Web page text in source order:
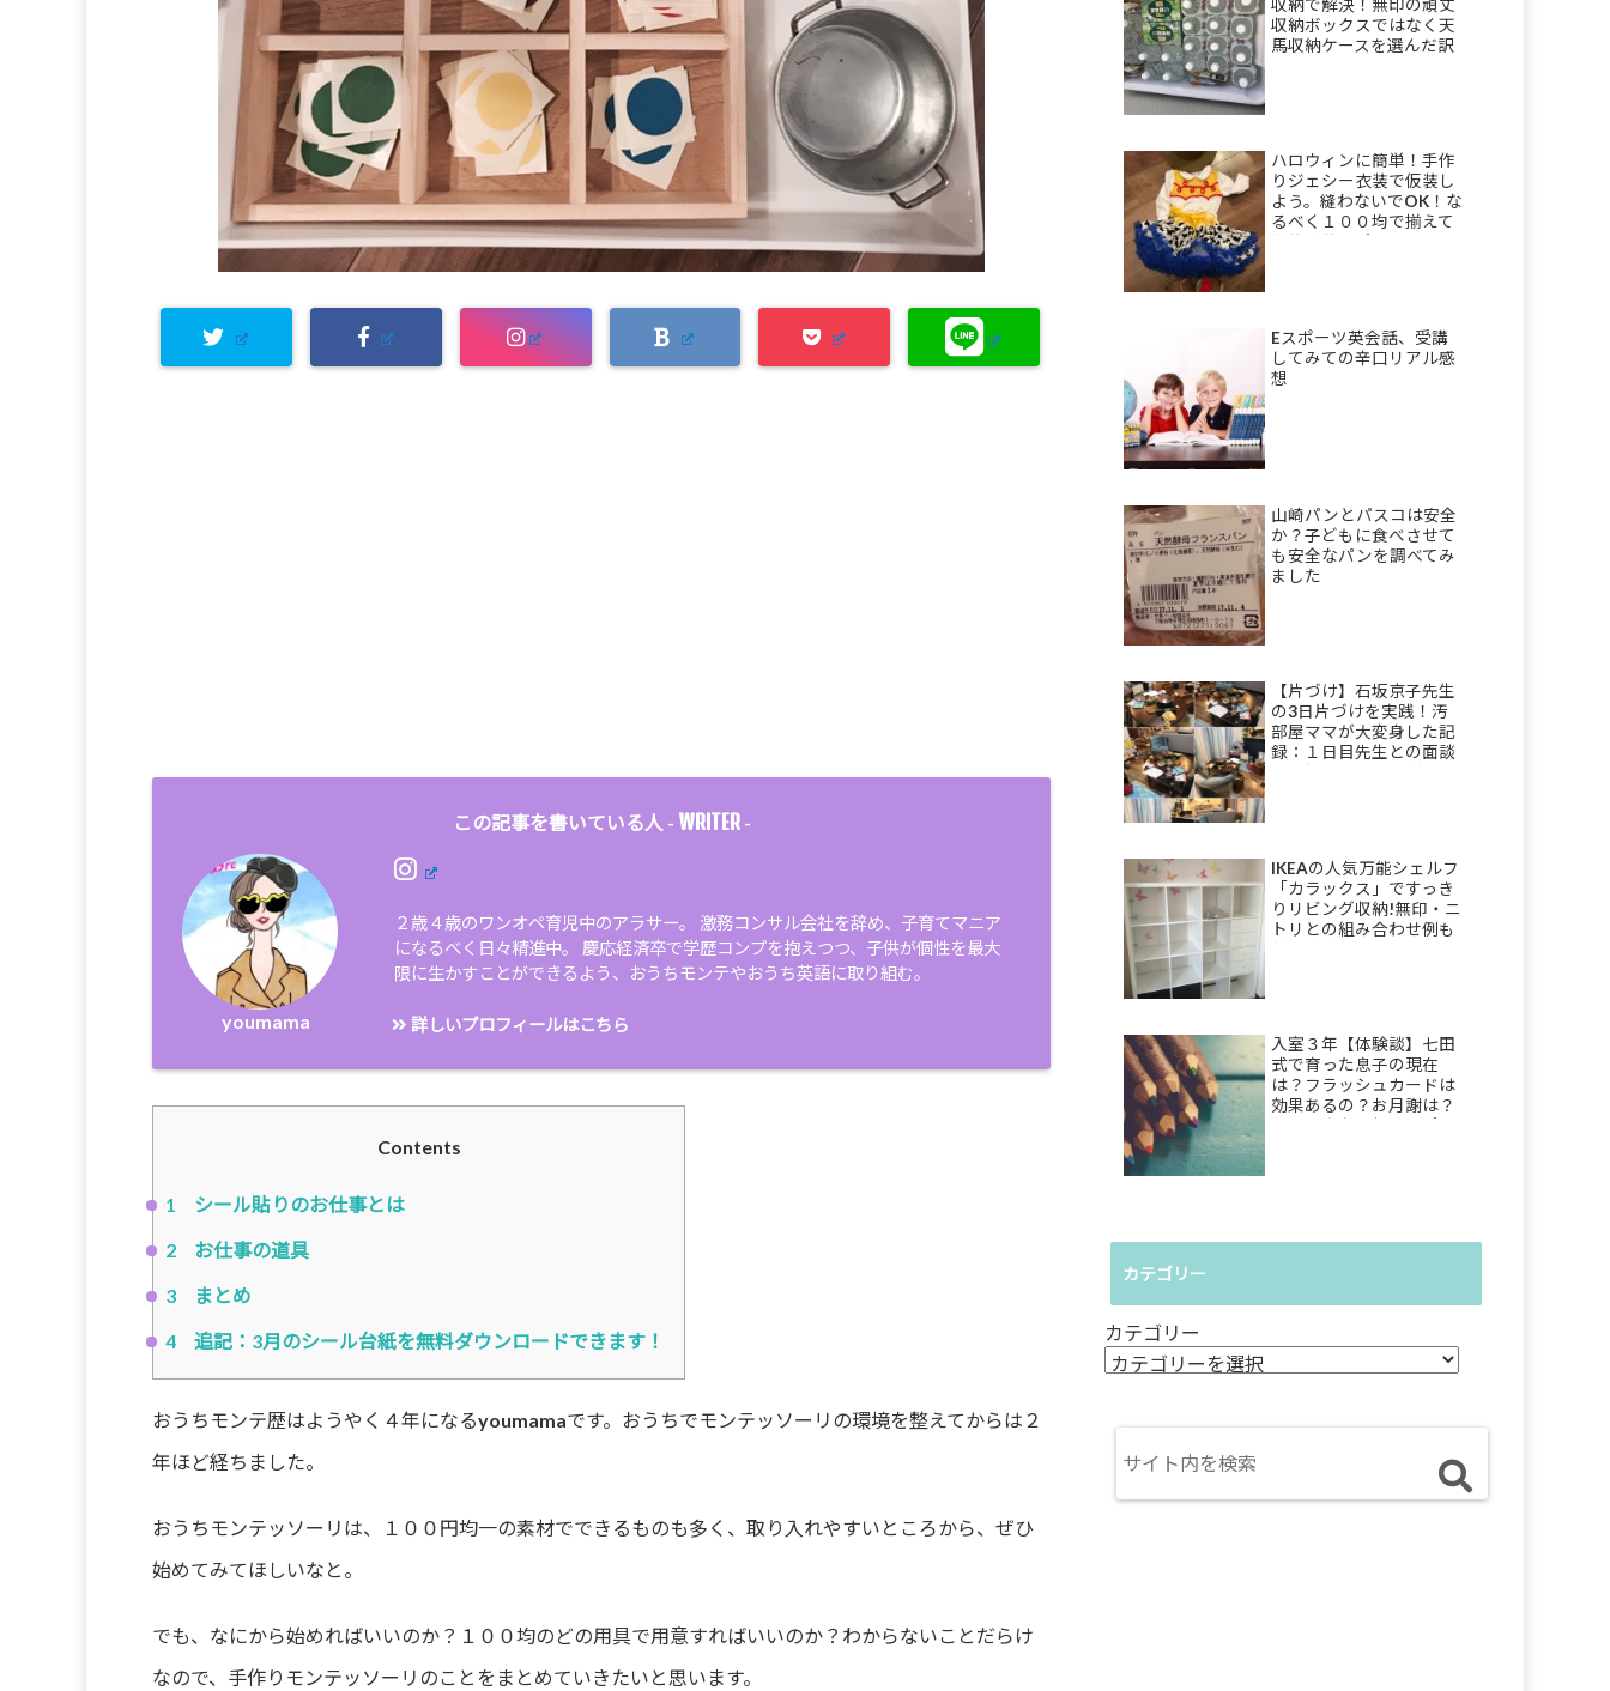
この記事を書いている人 - WRITER-
youmama
２歳４歳のワンオペ育児中のアラサー。 激務コンサル会社を辞め、子育てマニア
になるべく日々精進中。 慶応経済卒で学歴コンプを抱えつつ、子供が個性を最大
限に生かすことができるよう、おうちモンテやおうち英語に取り組む。
詳しいプロフィールはこちら
Contents
1
シール貼りのお仕事とは
2
お仕事の道具
3
まとめ
4
追記：3月のシール台紙を無料ダウンロードできます！
おうちモンテ歴はようやく４年になるyoumamaです。おうちでモンテッソーリの環境を整えてからは２
年ほど経ちました。
おうちモンテッソーリは、１００円均一の素材でできるものも多く、取り入れやすいところから、ぜひ
始めてみてほしいなと。
でも、なにから始めればいいのか？１００均のどの用具で用意すればいいのか？わからないことだらけ
なので、手作りモンテッソーリのことをまとめていきたいと思います。
収納で解決！無印の頑丈
収納ボックスではなく天
馬収納ケースを選んだ訳
ハロウィンに簡単！手作
りジェシー衣装で仮装し
よう。縫わないでOK！な
るべく１００均で揃えて
Eスポーツ英会話、受講
してみての辛口リアル感
想
山崎パンとパスコは安全
か？子どもに食べさせて
も安全なパンを調べてみ
ました
【片づけ】石坂京子先生
の3日片づけを実践！汚
部屋ママが大変身した記
録：１日目先生との面談
IKEAの人気万能シェルフ
「カラックス」ですっき
りリビング収納!無印・ニ
トリとの組み合わせ例も
入室３年【体験談】七田
式で育った息子の現在
は？フラッシュカードは
効果あるの？お月謝は？
カテゴリー
カテゴリー